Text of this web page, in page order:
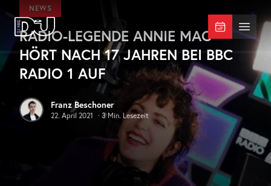
Zum Hauptinhalt springen
DJ Mag Germany Menü
NEWS
RADIO-LEGENDE ANNIE MAC
HÖRT NACH 17 JAHREN BEI BBC
RADIO 1 AUF
Franz Beschoner
22. April 2021 · 3Min. Lesezeit